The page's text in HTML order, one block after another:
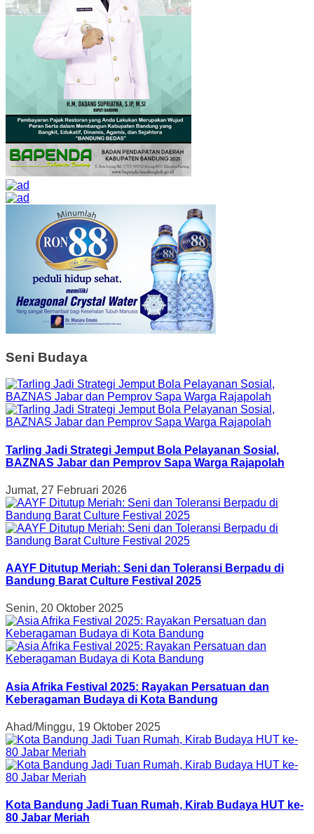
Seni Budaya
Tarling Jadi Strategi Jemput Bola Pelayanan Sosial,
BAZNAS Jabar dan Pemprov Sapa Warga Rajapolah
Jumat, 27 Februari 2026
AAYF Ditutup Meriah: Seni dan Toleransi Berpadu di
Bandung Barat Culture Festival 2025
Senin, 20 Oktober 2025
Asia Afrika Festival 2025: Rayakan Persatuan dan
Keberagaman Budaya di Kota Bandung
Ahad/Minggu, 19 Oktober 2025
Kota Bandung Jadi Tuan Rumah, Kirab Budaya HUT ke-
80 Jabar Meriah